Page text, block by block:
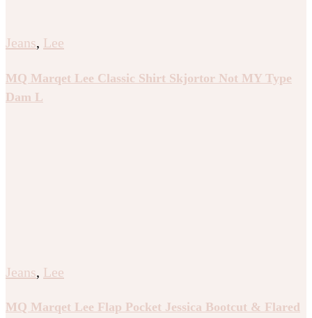
Jeans, Lee
MQ Marqet Lee Classic Shirt Skjortor Not MY Type
Dam L
Jeans, Lee
MQ Marqet Lee Flap Pocket Jessica Bootcut & Flared